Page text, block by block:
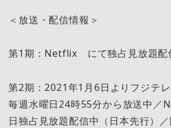
＜放送・配信情報＞
第1期：Netflix にて独占見放題配
第2期：2021年1月6日よりフジテ
毎週水曜日24時55分から放送中／
日独占見放題配信中（日本先行）